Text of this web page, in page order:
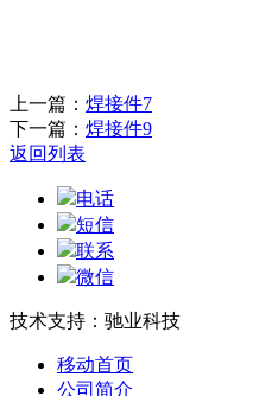
上一篇： 焊接件7
下一篇： 焊接件9
返回列表
电话
短信
联系
微信
技术支持：驰业科技
移动首页
公司简介